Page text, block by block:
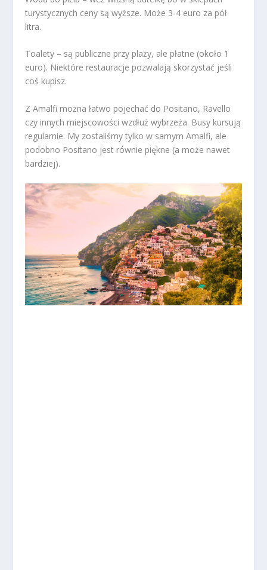
turystycznych ceny są wyższe. Może 3-4 euro za pół
litra.
Toalety – są publiczne przy plaży, ale płatne (około 1
euro). Niektóre restauracje pozwalają skorzystać jeśli
coś kupisz.
Z Amalfi można łatwo pojechać do Positano, Ravello
czy innych miejscowości wzdłuż wybrzeża. Busy kursują
regularnie. My zostaliśmy tylko w samym Amalfi, ale
podobno Positano jest równie piękne (a może nawet
bardziej).